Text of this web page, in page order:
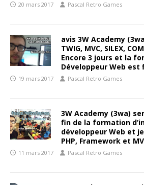
20 mars 2017 Pascal Retro Games
avis 3W Academy
TWIG, MVC, SILEX,
Encore 3 jours et la
Développeur Web est
19 mars 2017 Pascal Retro Games
3W Academy (3wa)
fin de la formation
développeur Web et
PHP, Framework et
11 mars 2017 Pascal Retro Games